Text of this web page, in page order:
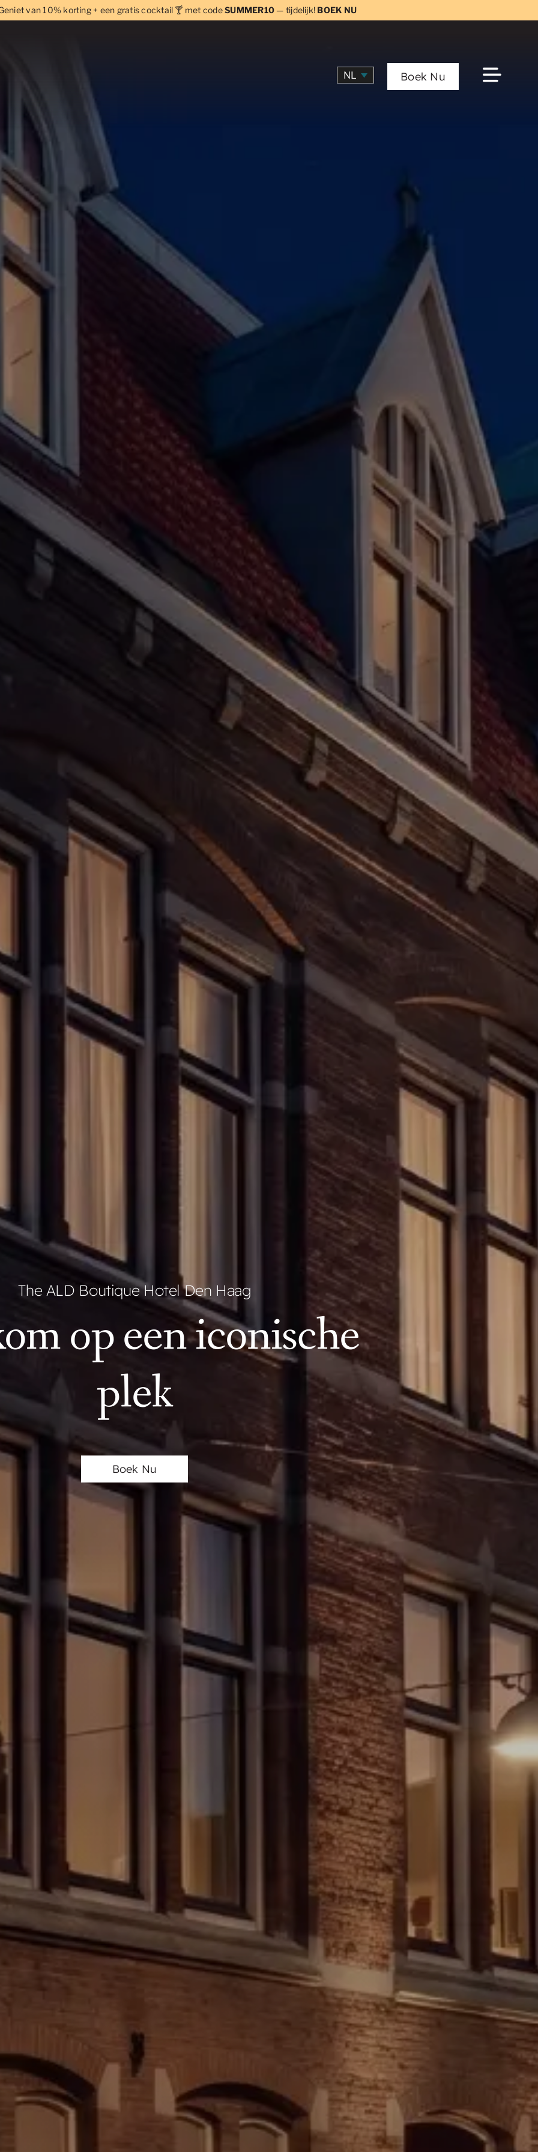
van 10% korting + een gratis cocktail 🍸 met codeSUMMER10— tijdelijk! BOEK NU
NL Boek Nu
The ALD Boutique Hotel Den Haag
op een iconische
plek
Boek Nu